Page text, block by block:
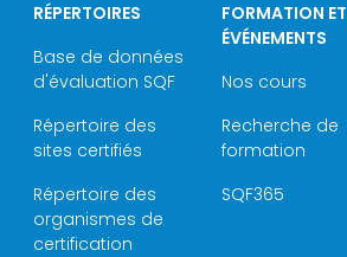
RÉPERTOIRES
Base de données
d'évaluation SQF
Répertoire des
sites certifiés
Répertoire des
organismes de
certification
FORMATION ET
ÉVÉNEMENTS
Nos cours
Recherche de
formation
SQF365